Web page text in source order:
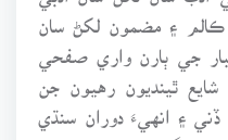
ڪالم ۽ مضمون لکڻ سان
جي ٻارن واري صفحي
ٿينديون رهيون جن
۽ انهيءَ دوران سنڌي